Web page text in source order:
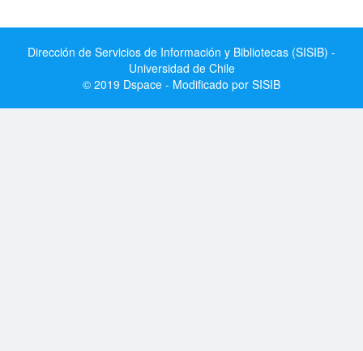
Dirección de Servicios de Información y Bibliotecas (SISIB) -
Universidad de Chile
© 2019 Dspace - Modificado por SISIB